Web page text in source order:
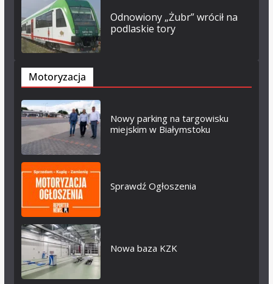
Odnowiony „Żubr” wrócił na
podlaskie tory
Motoryzacja
Nowy parking na targowisku
miejskim w Białymstoku
Sprawdź Ogłoszenia
Nowa baza KZK